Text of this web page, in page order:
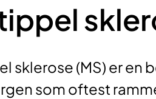
sklerose (MS) er en
som oftest